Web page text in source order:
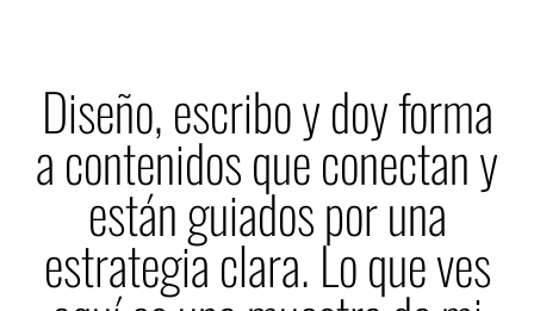
Diseño, escribo y doy forma
a contenidos que conectan y
están guiados por una
estrategia clara. Lo que ves